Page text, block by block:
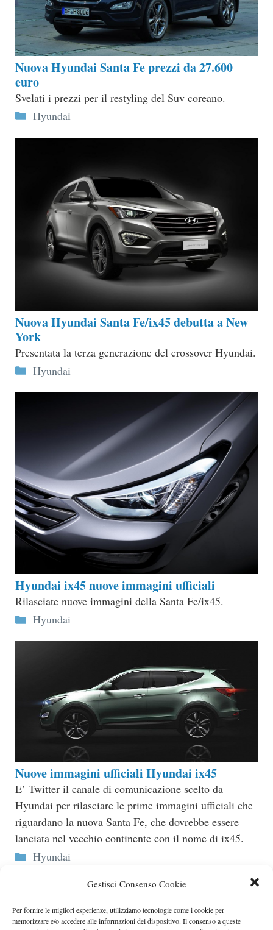
Gestisci Consenso Cookie
Per fornire le migliori esperienze, utilizziamo tecnologie come i cookie per
memorizzare e/o accedere alle informazioni del dispositivo. Il consenso a queste
Nuova Hyundai Santa Fe prezzi da 27.600
euro
Svelati i prezzi per il restyling del Suv coreano.
Categorie
Hyundai
Nuova Hyundai Santa Fe/ix45 debutta a New
York
Presentata la terza generazione del crossover Hyundai.
Categorie
Hyundai
Hyundai ix45 nuove immagini ufficiali
Rilasciate nuove immagini della Santa Fe/ix45.
Categorie
Hyundai
Nuove immagini ufficiali Hyundai ix45
E’ Twitter il canale di comunicazione scelto da
Hyundai per rilasciare le prime immagini ufficiali che
riguardano la nuova Santa Fe, che dovrebbe essere
lanciata nel vecchio continente con il nome di ix45.
Categorie
Hyundai